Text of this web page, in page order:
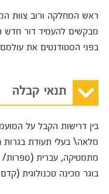
ראש המחלקה ורוב צוות
מבקשים להעמיד דור חדש
בפני הסטודנטים את
תנאי קבלה
בין דרישות הקבל על
מלאה\ בעלי תעודת בגרות
מתמטיקה, עברית (ספרות/
בוגר מכינה טכנולוגית